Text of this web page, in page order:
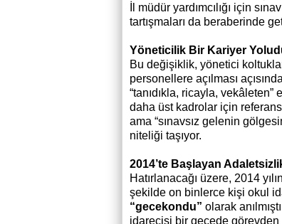
İl müdür yardımcılığı için
tartışmaları da beraberinde
Yöneticilik Bir Kariyer
Bu değişiklik, yönetici
personellere açılması
“tanıdıkla, ricayla,
daha üst kadrolar için
ama “sınavsız gelenin
niteliği taşıyor.
2014’te Başlayan
Hatırlanacağı üzere, 2014
şekilde on binlerce kişi okul
“gecekondu” olarak
idarecisi bir gecede görevden